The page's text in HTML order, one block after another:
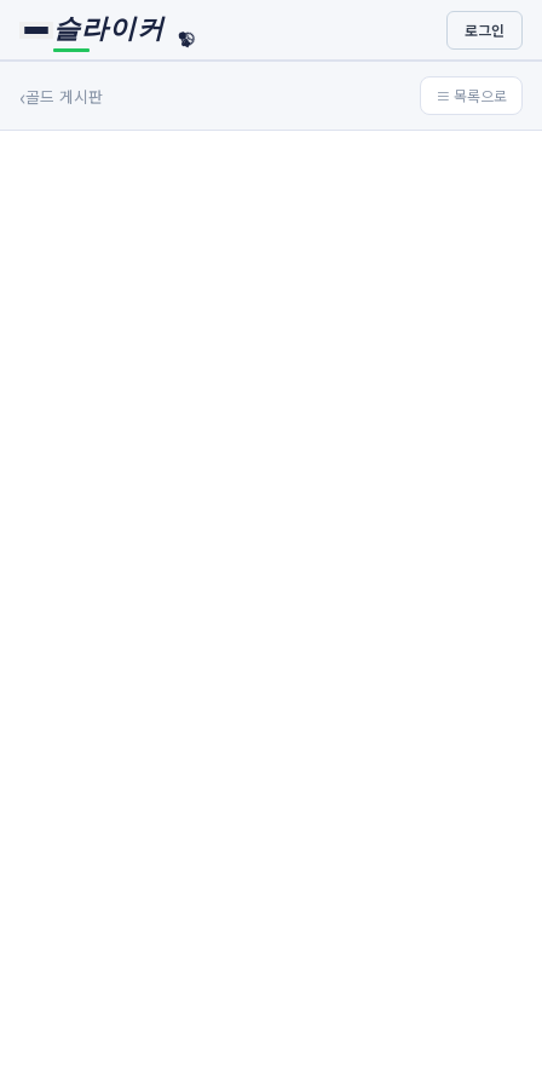
슬라이커 🏀
⚾ 로그인
‹골드 게시판 ≡ 목록으로